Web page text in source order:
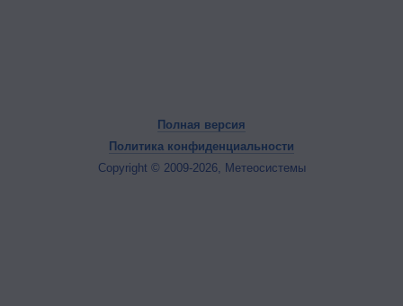
Полная версия
Политика конфиденциальности
Copyright © 2009-2026, Метеосистемы